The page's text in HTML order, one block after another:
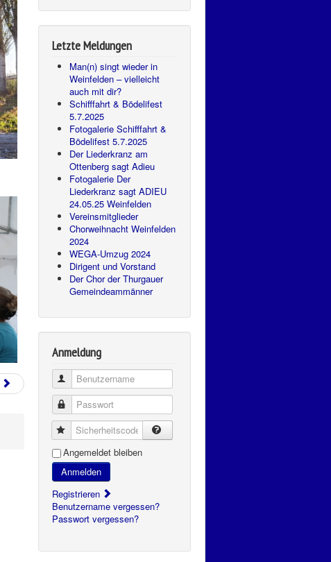
Letzte Meldungen
Man(n) singt wieder in
Weinfelden – vielleicht
auch mit dir?
Schifffahrt & Bödelifest
5.7.2025
Fotogalerie Schifffahrt &
Bödelifest 5.7.2025
Der Liederkranz am
Ottenberg sagt Adieu
Fotogalerie Der
Liederkranz sagt ADIEU
24.05.25 Weinfelden
Vereinsmitglieder
Chorweihnacht Weinfelden
2024
WEGA-Umzug 2024
Dirigent und Vorstand
Der Chor der Thurgauer
Gemeindeammänner
Anmeldung
Benutzername
Passwort
Sicherheitscode
Angemeldet bleiben
Anmelden
Registrieren
Benutzername vergessen?
Passwort vergessen?